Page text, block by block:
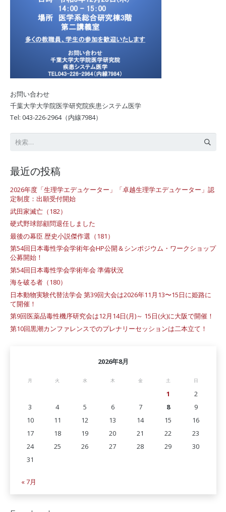
お問い合わせ
千葉大学大学院医学研究院疾患システム医学
Tel: 043-226-2964（内線7984）
最近の投稿
2026年度「生理学エデュケーター」「卓越生理学エデュケーター」認
定制度：出願受付開始
武田家滅亡（182）
硬式野球部顧問退任しました
最後の幕臣 歴史小説傑作選（181）
第54回日本毒性学会学術年会HP公開＆シンポジウム・ワークショップ
公募開始！
第54回日本毒性学会学術年会 準備状況
海を破る者（180）
日本動物実験代替法学会 第39回大会は2026年11月13〜15日に姫路に
て開催！
第9回医薬品毒性機序研究会は12月14日(月)～ 15日(火)に大阪で開催！
第10回黒潮カンファレンスでのプレナリーセッションは二本立て！
2026年8月
月 火 水 木 金 土 日
1
2
3
4 5 6 7 8
9
10
11 12 13 14 15
16
17
18 19 20 21 22
23
24
25 26 27 28 29
30
31
« 7月